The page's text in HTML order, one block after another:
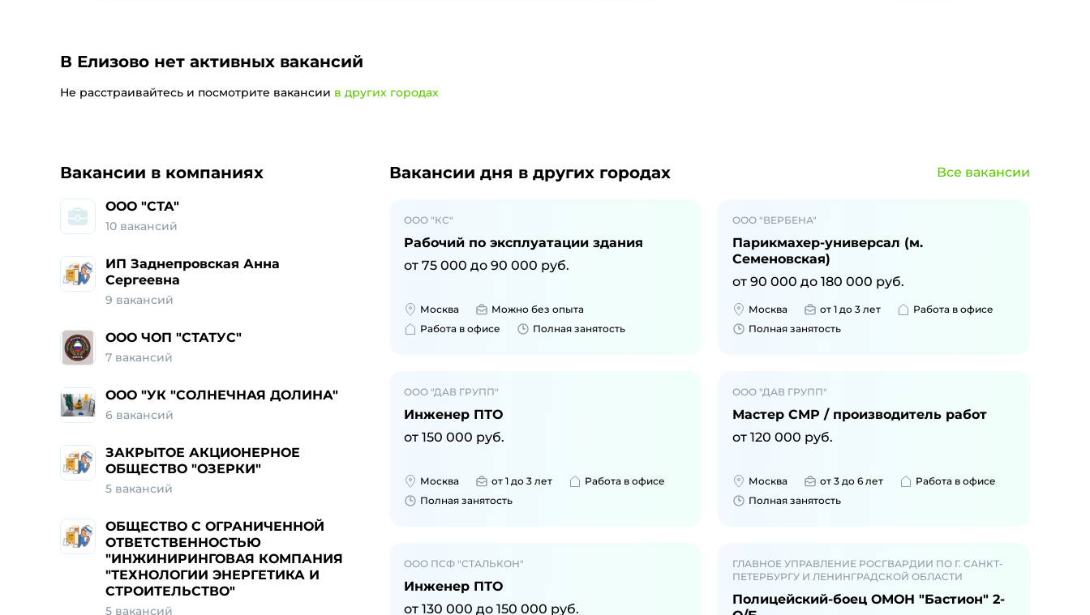
В Елизово нет активных вакансий
Не расстраивайтесь и посмотрите вакансии в других городах
Работа и вакансии в Елизово
Вакансии в компаниях
ООО "СТА"
10 вакансий
ИП Заднепровская Анна
Сергеевна
9 вакансий
ООО ЧОП "СТАТУС"
7 вакансий
ООО "УК "СОЛНЕЧНАЯ ДОЛИНА"
6 вакансий
ЗАКРЫТОЕ АКЦИОНЕРНОЕ
ОБЩЕСТВО "ОЗЕРКИ"
5 вакансий
ОБЩЕСТВО С ОГРАНИЧЕННОЙ
ОТВЕТСТВЕННОСТЬЮ
"ИНЖИНИРИНГОВАЯ КОМПАНИЯ
"ТЕХНОЛОГИИ ЭНЕРГЕТИКА И
СТРОИТЕЛЬСТВО"
5 вакансий
Вакансии дня в других городах Все вакансии
ООО "КС"
Рабочий по эксплуатации здания
от 75 000 до 90 000 руб.
Москва
Можно без опыта
Работа в офисе
Полная занятость
ООО "ВЕРБЕНА"
Парикмахер-универсал (м.
Семеновская)
от 90 000 до 180 000 руб.
Москва от 1 до 3 лет
Работа в офисе
Полная занятость
ООО "ДАВ ГРУПП"
Инженер ПТО
от 150 000 руб.
Москва от 1 до 3 лет
Работа в офисе
Полная занятость
ООО "ДАВ ГРУПП"
Мастер СМР / производитель работ
от 120 000 руб.
Москва от 3 до 6 лет
Работа в офисе
Полная занятость
ООО ПСФ "СТАЛЬКОН"
Инженер ПТО
от 130 000 до 150 000 руб.
ГЛАВНОЕ УПРАВЛЕНИЕ РОСГВАРДИИ ПО Г. САНКТ-
ПЕТЕРБУРГУ И ЛЕНИНГРАДСКОЙ ОБЛАСТИ
Полицейский-боец ОМОН "Бастион" 2-